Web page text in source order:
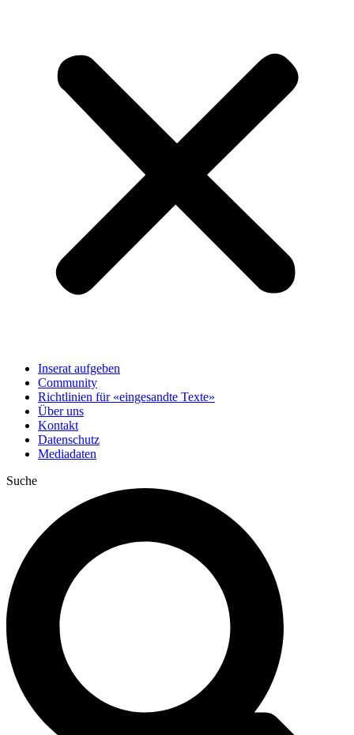
Inserat aufgeben
Community
Richtlinien für «eingesandte Texte»
Über uns
Kontakt
Datenschutz
Mediadaten
Suche